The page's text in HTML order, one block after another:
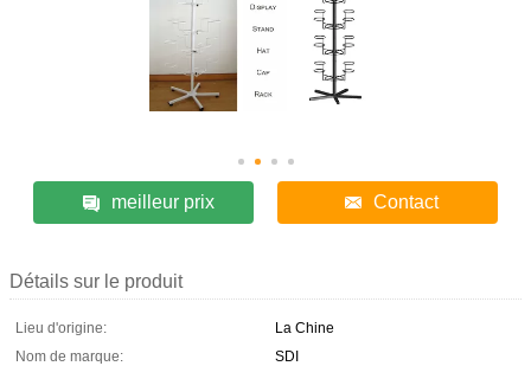
meilleur prix Contact
Détails sur le produit
Lieu d'origine:
La Chine
Nom de marque:
SDI